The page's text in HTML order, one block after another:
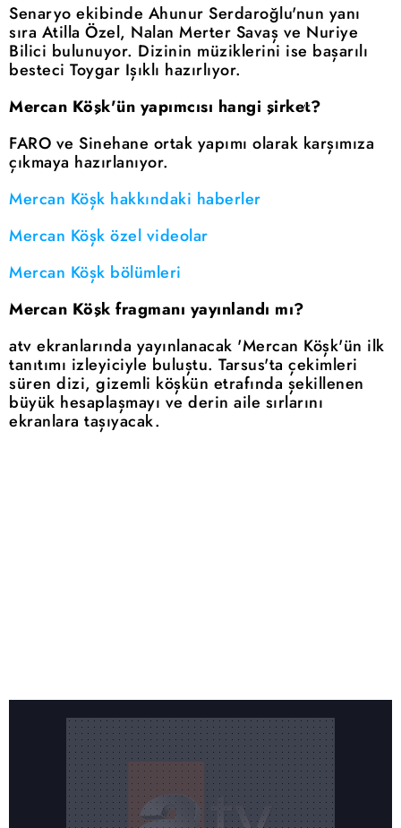
Senaryo ekibinde Ahunur Serdaroğlu'nun yanı
sıra Atilla Özel, Nalan Merter Savaş ve Nuriye
Bilici bulunuyor. Dizinin müziklerini ise başarılı
besteci Toygar Işıklı hazırlıyor.
Mercan Köşk'ün yapımcısı hangi şirket?
FARO ve Sinehane ortak yapımı olarak karşımıza
çıkmaya hazırlanıyor.
Mercan Köşk hakkındaki haberler
Mercan Köşk özel videolar
Mercan Köşk bölümleri
Mercan Köşk fragmanı yayınlandı mı?
atv ekranlarında yayınlanacak 'Mercan Köşk'ün ilk
tanıtımı izleyiciyle buluştu. Tarsus'ta çekimleri
süren dizi, gizemli köşkün etrafında şekillenen
büyük hesaplaşmayı ve derin aile sırlarını
ekranlara taşıyacak.